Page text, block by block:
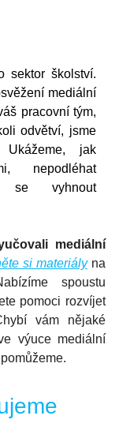
sektor školství.
mediální
pracovní tým,
odvětví, jsme
jak
nepodléhat
se vyhnout
mediální
si materiályna
spoustu
pomoci rozvíjet
vám nějaké
výuce mediální